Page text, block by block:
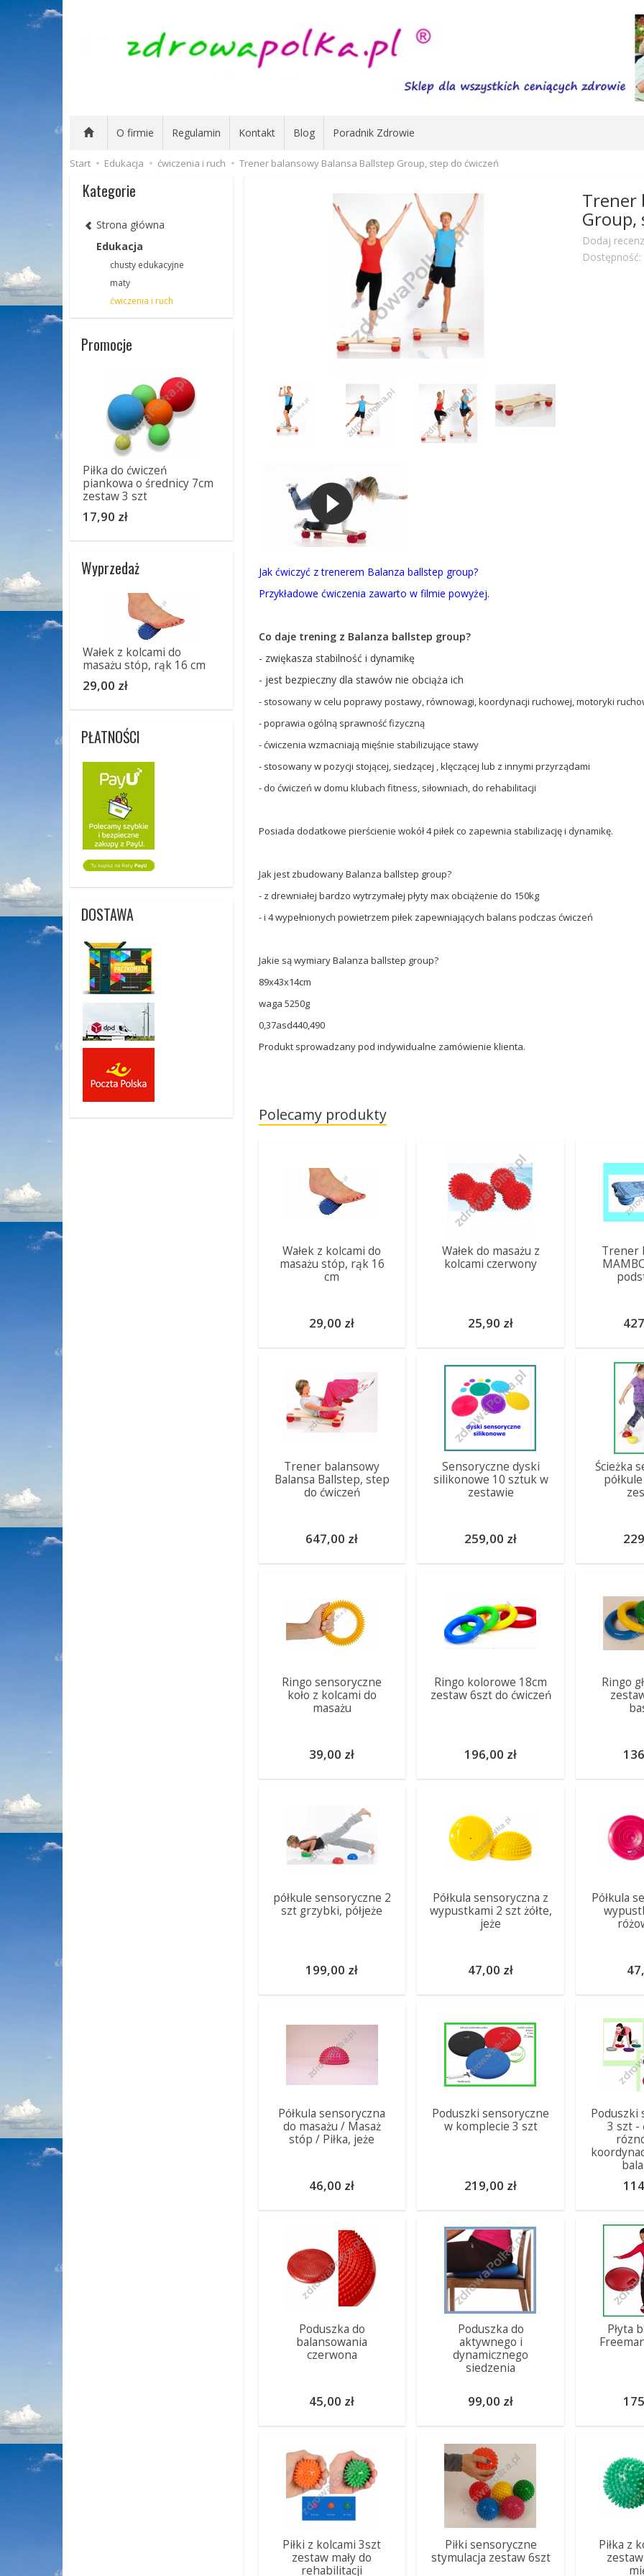
O firmie Regulamin Kontakt Blog Poradnik Zdrowie
Start Edukacja ćwiczenia i ruch Trener balansowy Balansa Ballstep Group, step do ćwiczeń
Trener
Group,
Dodaj
Dostępność:
Jak ćwiczyć z trenerem Balanza ballstep group?
Przykładowe ćwiczenia zawarto w filmie powyżej.
Co daje trening z Balanza ballstep group?
- zwiękasza stabilność i dynamikę
- jest bezpieczny dla stawów nie obciąża ich
- stosowany w celu poprawy postawy, równowagi, koordynacji ruchowej, motoryki
- poprawia ogólną sprawność fizyczną
- ćwiczenia wzmacniają mięśnie stabilizujące stawy
- stosowany w pozycji stojącej, siedzącej , klęczącej lub z innymi przyrządami
- do ćwiczeń w domu klubach fitness, siłowniach, do rehabilitacji
Posiada dodatkowe pierścienie wokół 4 piłek co zapewnia stabilizację i dynamikę.
Jak jest zbudowany Balanza ballstep group?
- z drewniałej bardzo wytrzymałej płyty max obciążenie do 150kg
- i 4 wypełnionych powietrzem piłek zapewniających balans podczas ćwiczeń
Jakie są wymiary Balanza ballstep group?
89x43x14cm
waga 5250g
0,37asd440,490
Produkt sprowadzany pod indywidualne zamówienie klienta.
Polecamy produkty
Wałek z kolcami do
masażu stóp, rąk 16
cm
29,00 zł
Wałek do masażu z
kolcami czerwony
25,90 zł
Trener
Trener balansowy
Balansa Ballstep, step
do ćwiczeń
647,00 zł
Sensoryczne dyski
silikonowe 10 sztuk w
zestawie
259,00 zł
Ścieżka
Ringo sensoryczne
koło z kolcami do
masażu
39,00 zł
Ringo kolorowe 18cm
zestaw 6szt do ćwiczeń
196,00 zł
Ringo
półkule sensoryczne 2
szt grzybki, półjeże
199,00 zł
Półkula sensoryczna z
wypustkami 2 szt żółte,
jeże
47,00 zł
Półkula
Półkula sensoryczna
do masażu / Masaż
stóp / Piłka, jeże
46,00 zł
Poduszki sensoryczne
w komplecie 3 szt
219,00 zł
Poduszki
3 szt -
Poduszka do
balansowania
czerwona
45,00 zł
Poduszka do
aktywnego i
dynamicznego
siedzenia
99,00 zł
Płyta
Piłki z kolcami 3szt
zestaw mały do
rehabilitacji
Piłki sensoryczne
stymulacja zestaw 6szt
Piłka z
Kategorie
Strona główna
Edukacja
chusty edukacyjne
maty
ćwiczenia i ruch
Promocje
Piłka do ćwiczeń
piankowa o średnicy 7cm
zestaw 3 szt
17,90 zł
Wyprzedaż
Wałek z kolcami do
masażu stóp, rąk 16 cm
29,00 zł
PŁATNOŚCI
DOSTAWA